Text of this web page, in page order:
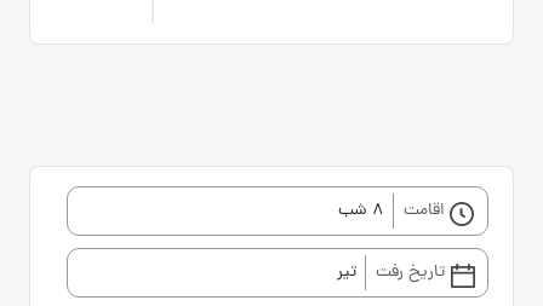
اقامت 8 شب
تاریخ رفت تیر